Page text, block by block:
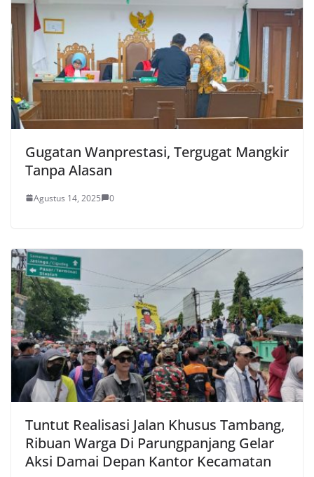
Gugatan Wanprestasi, Tergugat Mangkir
Tanpa Alasan
Agustus 14, 2025 0
Tuntut Realisasi Jalan Khusus Tambang,
Ribuan Warga Di Parungpanjang Gelar
Aksi Damai Depan Kantor Kecamatan